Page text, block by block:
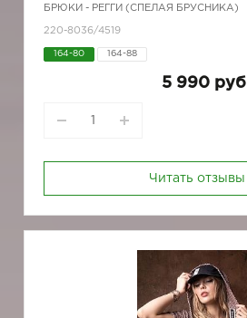
БРЮКИ - РЕГГИ (СПЕЛАЯ БРУСНИКА)
220-8036/4519
164-80 164-88
5 990 руб
Читать отзывы